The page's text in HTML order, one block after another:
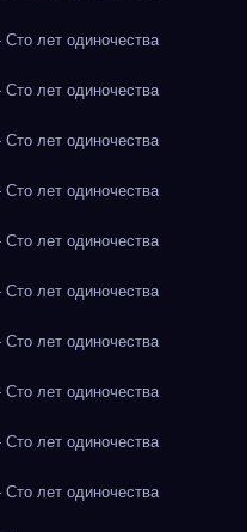
лет одиночества
лет одиночества
лет одиночества
лет одиночества
лет одиночества
лет одиночества
лет одиночества
лет одиночества
лет одиночества
лет одиночества